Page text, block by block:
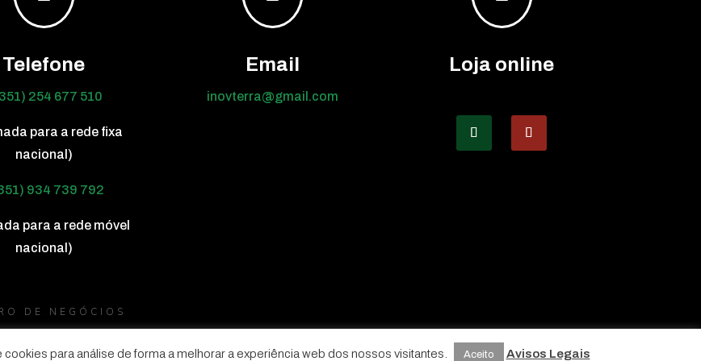
Telefone
254 677 510
para a rede fixa
nacional)
934 739 792
para a rede móvel
nacional)
Email
inovterra@gmail.com
Loja online
DE NEGÓCIOS
para análise de forma a melhorar a experiência web dos nossos visitantes. Aceito Avisos Legais